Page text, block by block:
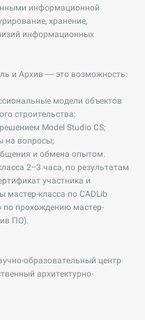
информационной
хранение,
информационных
и Архив — это возможность:
модели объектов
строительства;
Model Studio CS;
на вопросы;
и обмена опытом.
2−3 часа, по результатам
участника и
мастер-класса по CADLib
по прохождению мастер-
ПО).
образовательный центр
архитектурно-